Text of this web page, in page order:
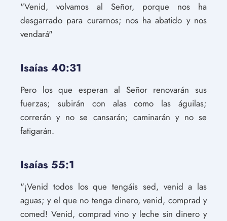
"Venid, volvamos al Señor, porque nos ha
desgarrado para curarnos; nos ha abatido y nos
vendará"
Isaías 40:31
Pero los que esperan al Señor renovarán sus
fuerzas; subirán con alas como las águilas;
correrán y no se cansarán; caminarán y no se
fatigarán.
Isaías 55:1
"¡Venid todos los que tengáis sed, venid a las
aguas; y el que no tenga dinero, venid, comprad y
comed! Venid, comprad vino y leche sin dinero y